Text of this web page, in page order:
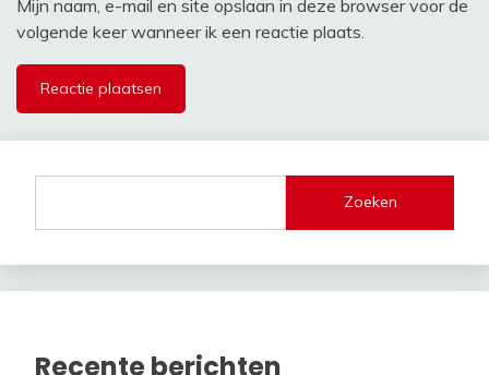
Mijn naam, e-mail en site opslaan in deze browser voor de
volgende keer wanneer ik een reactie plaats.
Zoeken
Recente berichten